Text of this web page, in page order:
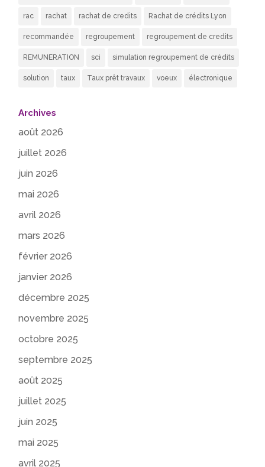
rac rachat rachat de credits Rachat de crédits Lyon
recommandée regroupement regroupement de credits
REMUNERATION sci simulation regroupement de crédits
solution taux Taux prêt travaux voeux électronique
Archives
août 2026
juillet 2026
juin 2026
mai 2026
avril 2026
mars 2026
février 2026
janvier 2026
décembre 2025
novembre 2025
octobre 2025
septembre 2025
août 2025
juillet 2025
juin 2025
mai 2025
avril 2025